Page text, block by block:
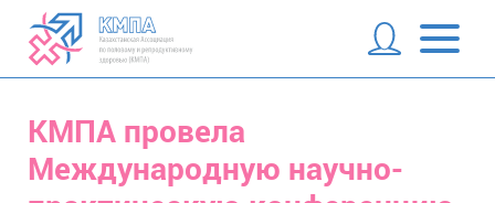
КМПА провела
Международную научно-